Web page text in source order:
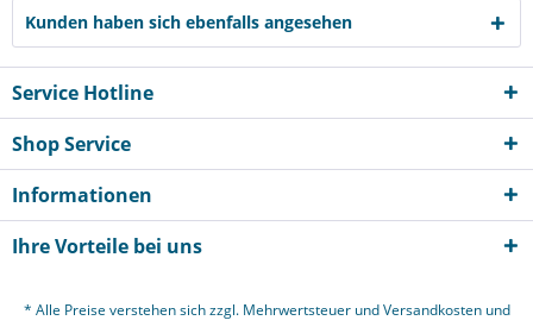
Kunden haben sich ebenfalls angesehen
Service Hotline
Shop Service
Informationen
Ihre Vorteile bei uns
* Alle Preise verstehen sich zzgl. Mehrwertsteuer undVersandkostenund